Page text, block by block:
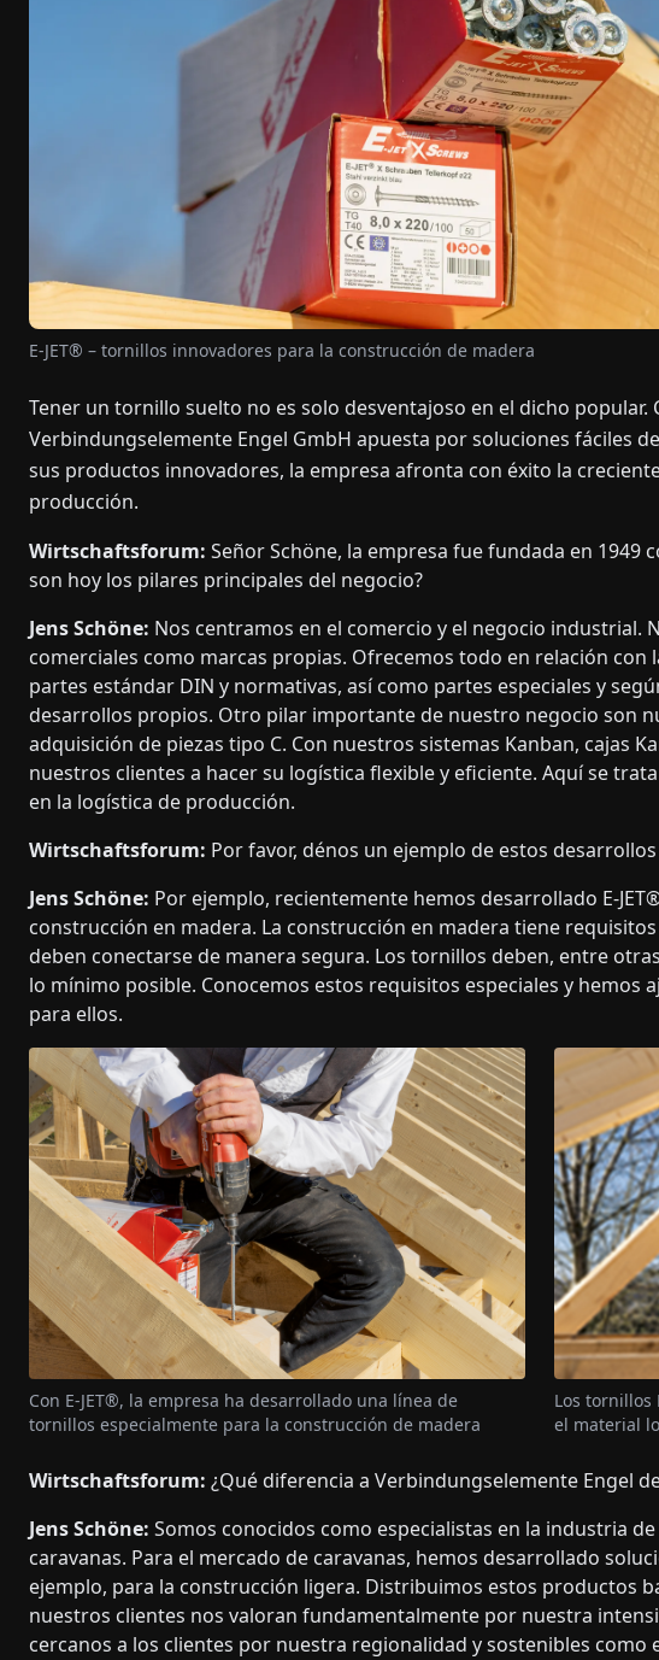
E-JET® – tornillos innovadores para la construcción de madera
Tener un tornillo suelto no es solo desventajoso en el dicho
Verbindungselemente Engel GmbH apuesta por soluciones fáciles
sus productos innovadores, la empresa afronta con éxito la
producción.
Wirtschaftsforum: Señor Schöne, la empresa fue fundada en 1949
son hoy los pilares principales del negocio?
Jens Schöne: Nos centramos en el comercio y el negocio
comerciales como marcas propias. Ofrecemos todo en relación con
partes estándar DIN y normativas, así como partes especiales y
desarrollos propios. Otro pilar importante de nuestro negocio son
adquisición de piezas tipo C. Con nuestros sistemas Kanban, cajas
nuestros clientes a hacer su logística flexible y eficiente. Aquí se
en la logística de producción.
Wirtschaftsforum: Por favor, dénos un ejemplo de estos
Jens Schöne: Por ejemplo, recientemente hemos desarrollado E-
construcción en madera. La construcción en madera tiene
deben conectarse de manera segura. Los tornillos deben, entre
lo mínimo posible. Conocemos estos requisitos especiales y hemos
para ellos.
Con E-JET®, la empresa ha desarrollado una línea de
tornillos especialmente para la construcción de madera
Los tornillos
el material
Wirtschaftsforum: ¿Qué diferencia a Verbindungselemente Engel
Jens Schöne: Somos conocidos como especialistas en la industria
caravanas. Para el mercado de caravanas, hemos desarrollado
ejemplo, para la construcción ligera. Distribuimos estos productos
nuestros clientes nos valoran fundamentalmente por nuestra
cercanos a los clientes por nuestra regionalidad y sostenibles como